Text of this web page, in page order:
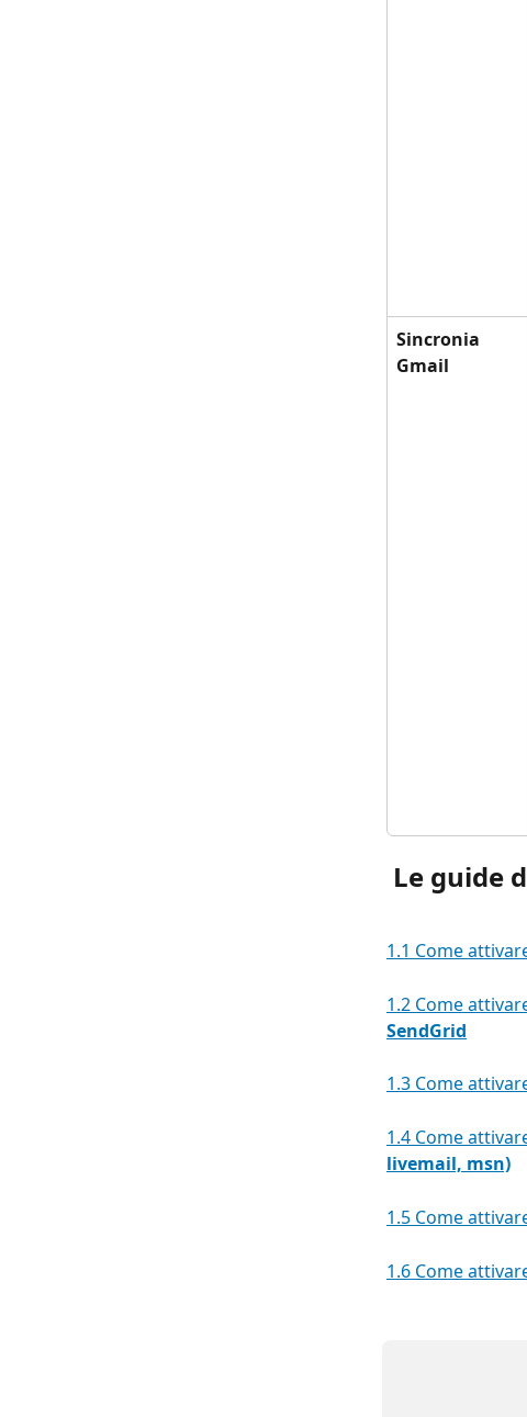
Sincronia
Gmail
Le guide
1.1 Come
1.2 Come
SendGrid
1.3 Come
1.4 Come
livemail, msn)
1.5 Come
1.6 Come